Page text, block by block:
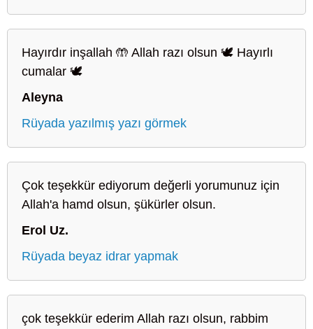
Hayırdır inşallah 🤲 Allah razı olsun 🕊️ Hayırlı
cumalar 🕊️
Aleyna
Rüyada yazılmış yazı görmek
Çok teşekkür ediyorum değerli yorumunuz için
Allah'a hamd olsun, şükürler olsun.
Erol Uz.
Rüyada beyaz idrar yapmak
çok teşekkür ederim Allah razı olsun, rabbim